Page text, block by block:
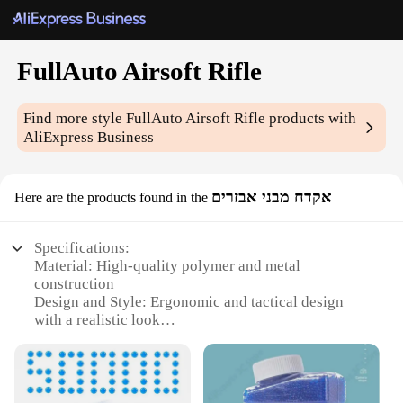
FullAuto Airsoft Rifle
Find more styleFullAuto Airsoft Rifle products with
AliExpress Business
Here are the products found in the אקדח מבני אבזרים
Specifications:
Material: High-quality polymer and metal
construction
Design and Style: Ergonomic and tactical design
with a realistic look
tactical training
Performance and Property: Full-auto firing
capability with a high rate of fire